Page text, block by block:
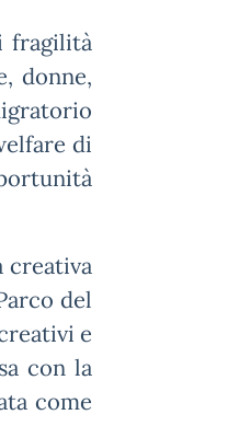
fragilità
donne,
di
creativa
del
e
con la
come